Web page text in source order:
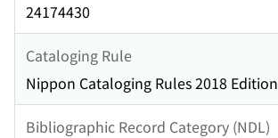
24174430
Cataloging Rule
Nippon Cataloging Rules 2018 Edition
Bibliographic Record Category (NDL)